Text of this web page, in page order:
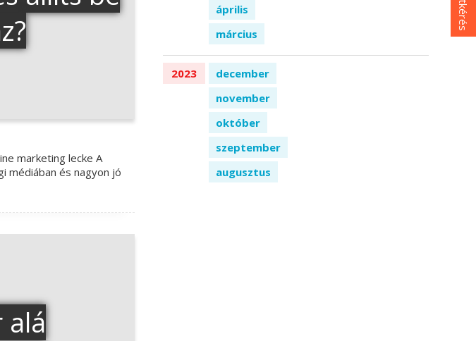
marketing lecke A
médiában és nagyon jó
alá
április
március
2023
december
november
október
szeptember
augusztus